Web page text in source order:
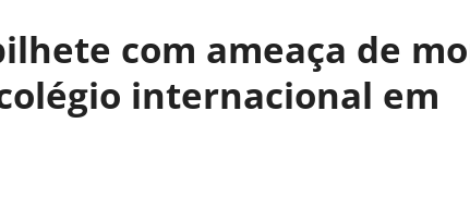
com ameaça de
internacional em